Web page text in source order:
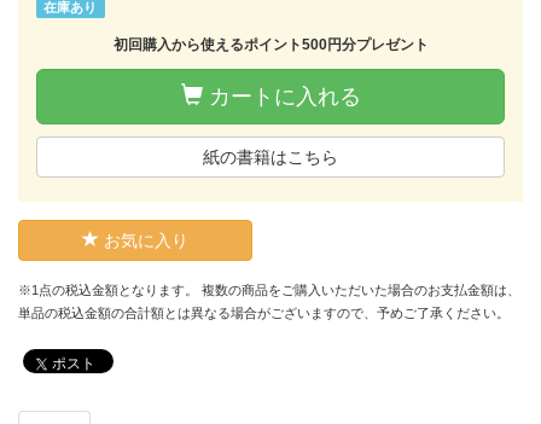
在庫あり
初回購入から使えるポイント500円分プレゼント
カートに入れる
紙の書籍はこちら
お気に入り
※1点の税込金額となります。 複数の商品をご購入いただいた場合のお支払金額は、
単品の税込金額の合計額とは異なる場合がございますので、予めご了承ください。
ポスト